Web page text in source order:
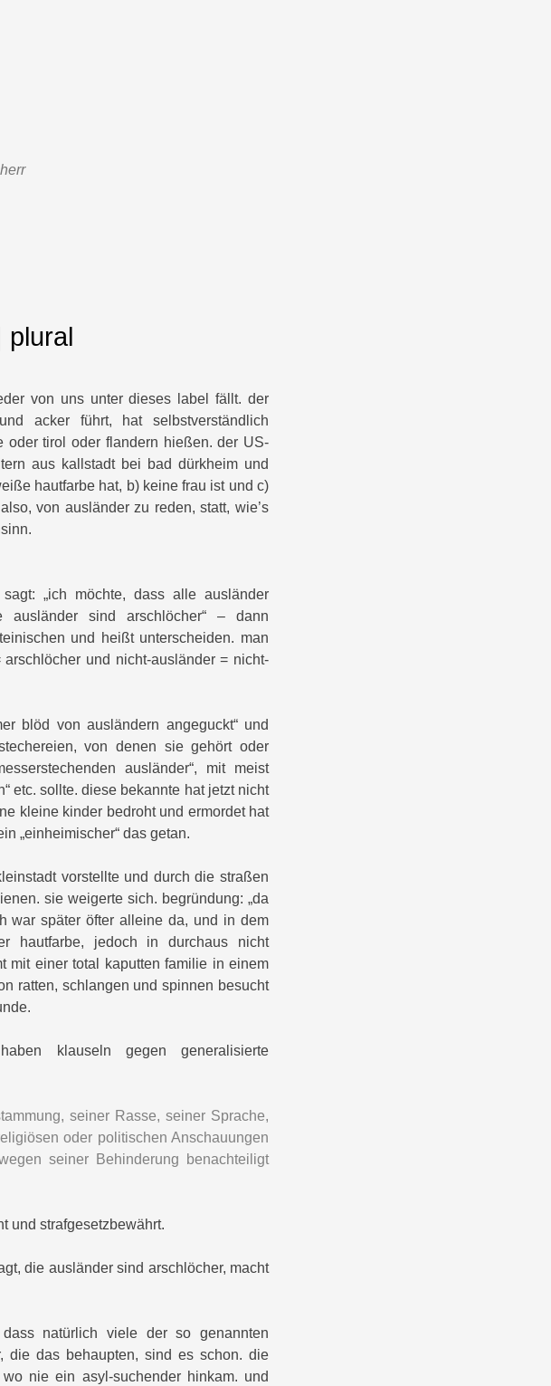
plural
von uns unter dieses label fällt. der
acker führt, hat selbstverständlich
oder tirol oder flandern hießen. der US-
aus kallstadt bei bad dürkheim und
hautfarbe hat, b) keine frau ist und c)
von ausländer zu reden, statt, wie’s
„ich möchte, dass alle ausländer
ausländer sind arschlöcher“ – dann
und heißt unterscheiden. man
und nicht-ausländer = nicht-
blöd von ausländern angeguckt“ und
von denen sie gehört oder
ausländer“, mit meist
etc. sollte. diese bekannte hat jetzt nicht
kleine kinder bedroht und ermordet hat
„einheimischer“ das getan.
vorstellte und durch die straßen
sie weigerte sich. begründung: „da
war später öfter alleine da, und in dem
hautfarbe, jedoch in durchaus nicht
mit einer total kaputten familie in einem
ratten, schlangen und spinnen besucht
klauseln gegen generalisierte
seiner Rasse, seiner Sprache,
oder politischen Anschauungen
seiner Behinderung benachteiligt
und strafgesetzbewährt.
die ausländer sind arschlöcher, macht
natürlich viele der so genannten
die das behaupten, sind es schon. die
nie ein asyl-suchender hinkam. und